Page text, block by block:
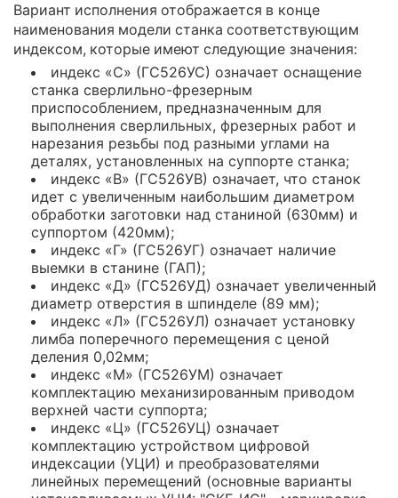
Вариант исполнения отображается в конце
наименования модели станка соответствующим
индексом, которые имеют следующие значения:
индекс «С» (ГС526УС) означает оснащение
станка сверлильно-фрезерным
приспособлением, предназначенным для
выполнения сверлильных, фрезерных работ и
нарезания резьбы под разными углами на
деталях, установленных на суппорте станка;
индекс «В» (ГС526УВ) означает, что станок
идет с увеличенным наибольшим диаметром
обработки заготовки над станиной (630мм) и
суппортом (420мм);
индекс «Г» (ГС526УГ) означает наличие
выемки в станине (ГАП);
индекс «Д» (ГС526УД) означает увеличенный
диаметр отверстия в шпинделе (89 мм);
индекс «Л» (ГС526УЛ) означает установку
лимба поперечного перемещения с ценой
деления 0,02мм;
индекс «М» (ГС526УМ) означает
комплектацию механизированным приводом
верхней части суппорта;
индекс «Ц» (ГС526УЦ) означает
комплектацию устройством цифровой
индексации (УЦИ) и преобразователями
линейных перемещений (основные варианты